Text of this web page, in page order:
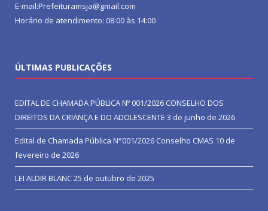
E-mail:Prefeituramsja@gmail.com
Horário de atendimento: 08:00 às 14:00
ÚLTIMAS PUBLICAÇÕES
EDITAL DE CHAMADA PÚBLICA Nº 001/2026 CONSELHO DOS
DIREITOS DA CRIANÇA E DO ADOLESCENTE 3 de junho de 2026
Edital de Chamada Pública N°001/2026 Conselho CMAS 10 de
fevereiro de 2026
LEI ALDIR BLANC25 de outubro de 2025